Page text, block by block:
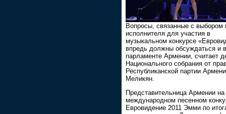
Вопросы, связанные с выбором
исполнителя для участия в
музыкальном конкурсе
впредь должны обсуждаться и в
парламенте Армении, считает
Национального собрания от
Республиканской партии
Меликян.
Представительница Армении на
международном песенном
Евровидение 2011 Эмми по